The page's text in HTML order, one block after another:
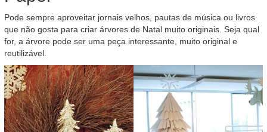
Pode sempre aproveitar jornais velhos, pautas de música ou livros
que não gosta para criar árvores de Natal muito originais. Seja qual
for, a árvore pode ser uma peça interessante, muito original e
reutilizável.